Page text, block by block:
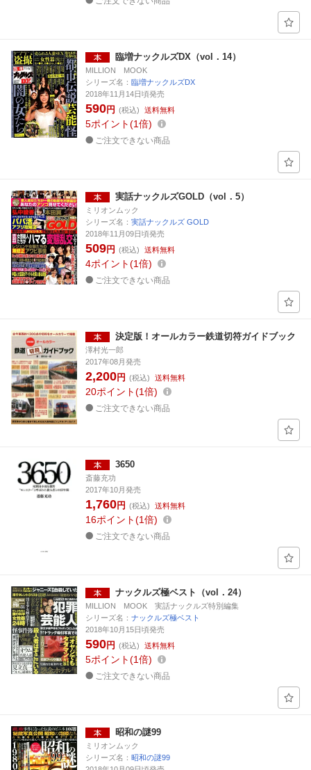
臨増ナックルズDX（vol．14）
MILLION MOOK
シリーズ名： 臨増ナックルズDX
2018年11月14日頃発売
590円 (税込) 送料無料
5ポイント 1倍
ご注文できない商品
実話ナックルズGOLD（vol．5）
ミリオンムック
シリーズ名： 実話ナックルズ GOLD
2018年11月09日頃発売
509円 (税込) 送料無料
4ポイント 1倍
ご注文できない商品
決定版！オールカラー鉄道切符ガイドブック
澤村光一郎
2017年08月発売
2,200円 (税込) 送料無料
20ポイント 1倍
ご注文できない商品
3650
斎藤充功
2017年10月発売
1,760円 (税込) 送料無料
16ポイント 1倍
ご注文できない商品
ナックルズ極ベスト（vol．24）
MILLION MOOK 実話ナックルズ特別編集
シリーズ名： ナックルズ極ベスト
2018年10月15日頃発売
590円 (税込) 送料無料
5ポイント 1倍
ご注文できない商品
昭和の謎99
ミリオンムック
シリーズ名： 昭和の謎99